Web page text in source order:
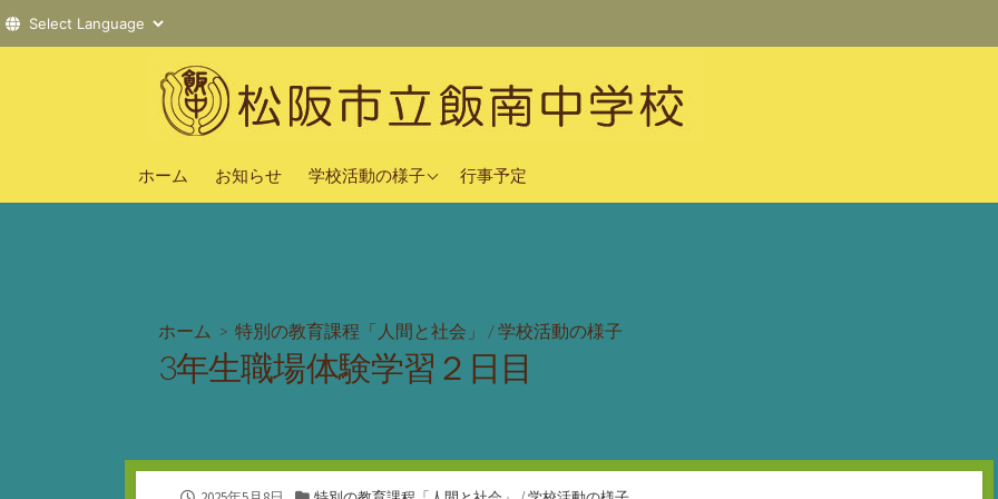
へ
ホーム お知らせ 学校活動の様子
2025年度
行事予定
ホーム > 特別の教育課程「人間と社会」 /学校活動の様子
3年生職場体験学習２日目
公
カ